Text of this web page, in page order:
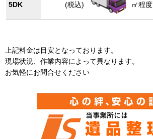
5DK
(税込)
㎡程度
上記料金は目安となっております。
現場状況、作業内容によって異なります。
お気軽にお問合せください